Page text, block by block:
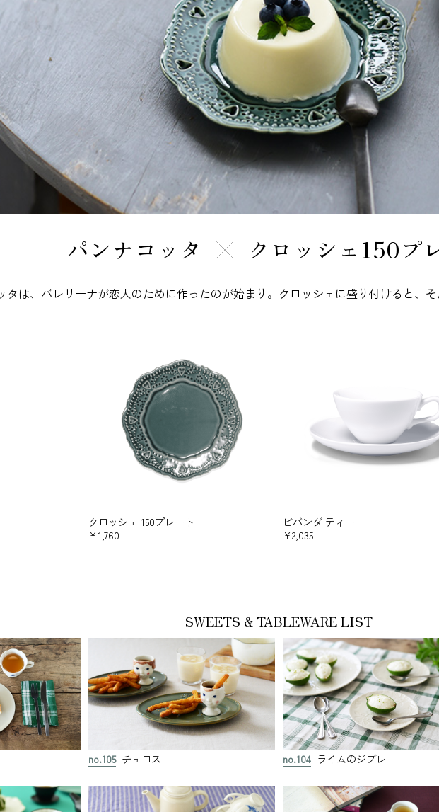
パンナコッタ クロッシェ150プ
タは、バレリーナが恋人のために作ったのが始まり。クロッシェに盛り付けると、そ
クロッシェ 150プレート
¥1,760
ビバンダ ティー
¥2,035
SWEETS & TABLEWARE LIST
no.105 チュロス no.104 ライムのジブレ